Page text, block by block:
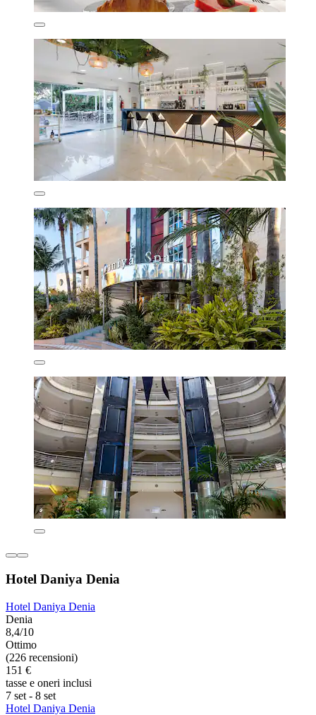
Hotel Daniya Denia
Hotel Daniya Denia
Denia
8,4/10
Ottimo
(226 recensioni)
151 €
tasse e oneri inclusi
7 set - 8 set
Hotel Daniya Denia